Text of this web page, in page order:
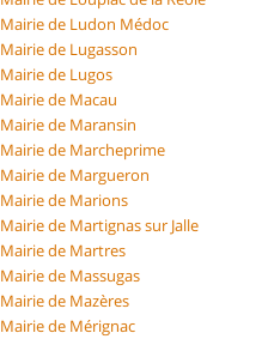
Mairie de Ludon Médoc
Mairie de Lugasson
Mairie de Lugos
Mairie de Macau
Mairie de Maransin
Mairie de Marcheprime
Mairie de Margueron
Mairie de Marions
Mairie de Martignas sur Jalle
Mairie de Martres
Mairie de Massugas
Mairie de Mazères
Mairie de Mérignac